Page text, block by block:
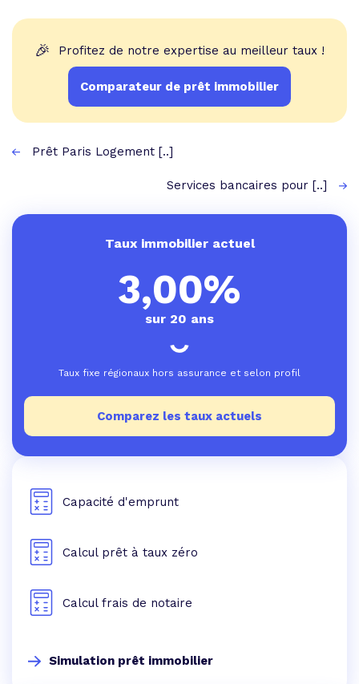
🎉 Profitez de notre expertise au meilleur taux !
Comparateur de prêt immobilier
Prêt Paris Logement [..]
Services bancaires pour [..]
Taux immobilier actuel
3,00%
sur 20 ans
Taux fixe régionaux hors assurance et selon profil
Comparez les taux actuels
Capacité d'emprunt
Calcul prêt à taux zéro
Calcul frais de notaire
Simulation prêt immobilier